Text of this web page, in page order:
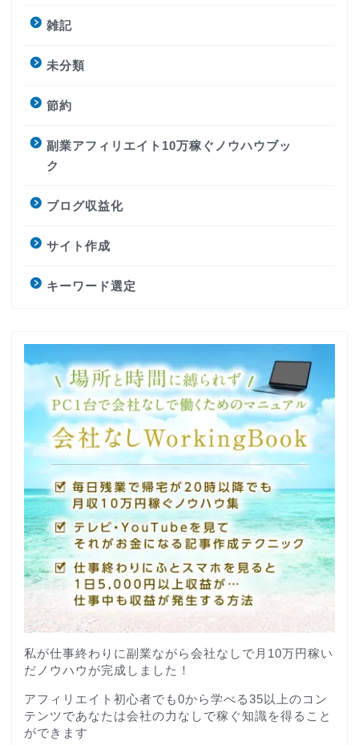
雑記
未分類
節約
副業アフィリエイト10万稼ぐノウハウブッ
ク
ブログ収益化
サイト作成
キーワード選定
私が仕事終わりに副業ながら会社なしで月10万円稼い
だノウハウが完成しました！
アフィリエイト初心者でも0から学べる35以上のコン
テンツであなたは会社の力なしで稼ぐ知識を得ること
ができます